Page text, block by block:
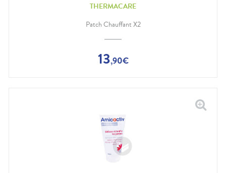
THERMACARE
Patch Chauffant X2
13,90€